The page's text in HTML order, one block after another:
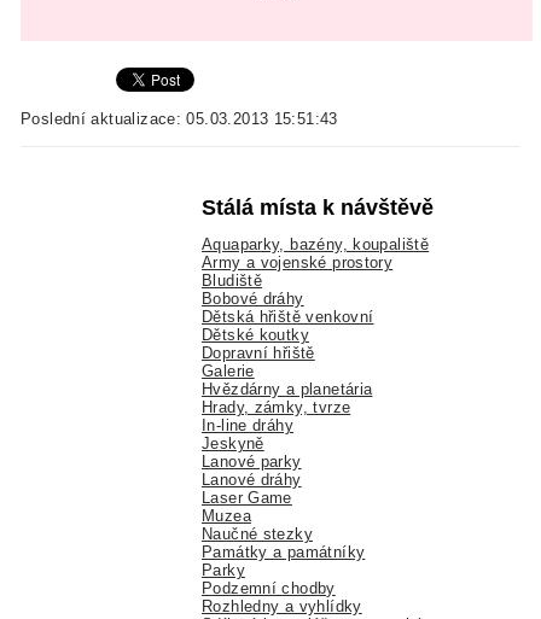
Poslední aktualizace: 05.03.2013 15:51:43
Stálá místa k návštěvě
Aquaparky, bazény, koupaliště
Army a vojenské prostory
Bludiště
Bobové dráhy
Dětská hřiště venkovní
Dětské koutky
Dopravní hřiště
Galerie
Hvězdárny a planetária
Hrady, zámky, tvrze
In-line dráhy
Jeskyně
Lanové parky
Lanové dráhy
Laser Game
Muzea
Naučné stezky
Památky a památníky
Parky
Podzemní chodby
Rozhledny a vyhlídky